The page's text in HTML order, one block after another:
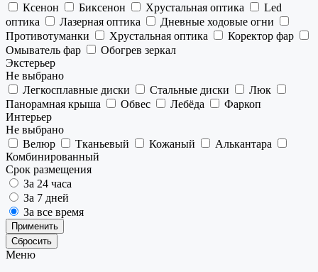
Ксенон
Биксенон Хрустальная оптика
Led
оптика
Лазерная оптика
Дневные ходовые огни
Противотуманки
Хрустальная оптика
Коректор фар
Омыватель фар
Обогрев зеркал
Экстерьер
Не выбрано
Легкосплавные диски
Стальные диски
Люк
Панорамная крыша
Обвес Лебёда
Фаркоп
Интерьер
Не выбрано
Велюр
Тканьевый Кожаный
Алькантара
Комбинированный
Срок размещения
За 24 часа
За 7 дней
За все время
Применить
Сбросить
Меню